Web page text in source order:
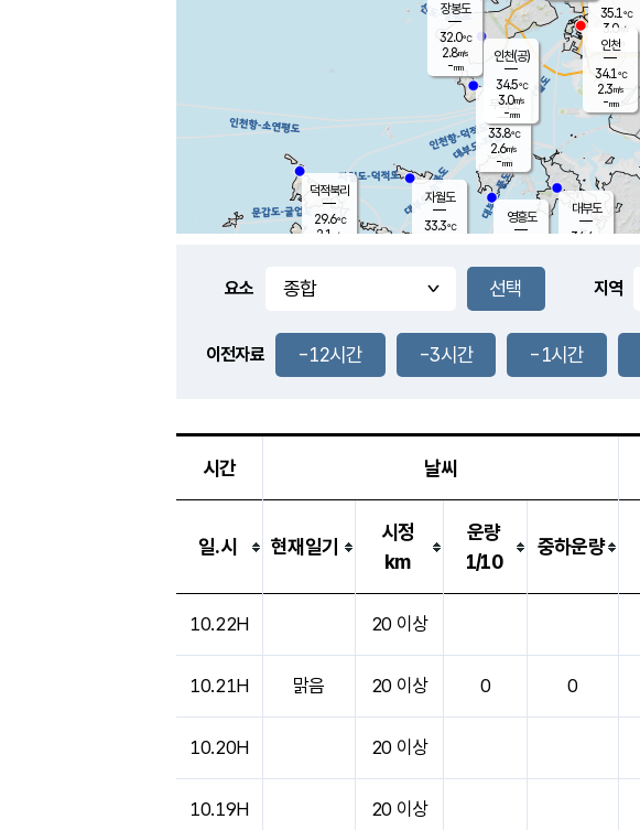
풍도
0.7m/s
무의도
33.8℃
2.6m/s
-mm
영흥도
자월도
33.3℃
장봉도
32.0℃
2.8m/s
-mm
대부도
34.4
-
35.1℃
3.0m/s
-mm
덕적북리
29.6℃
2.1 m/s
인천(공)
34.5℃
3.0m/s
-mm
인천
34.1℃
2.3m/s
-mm
요소 지역
이전자료 -12시간 -3시간 -1시간
시간 날씨
일.시 현재일기
시정
km
운량
1/10
중하운량
10.22H 20 이상
10.21H 맑음 20 이상 0 0
10.20H 20 이상
10.19H 20 이상